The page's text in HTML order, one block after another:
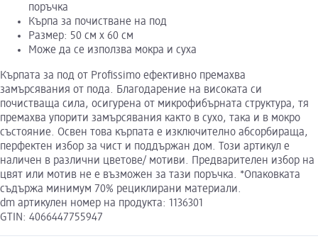
поръчка
Кърпа за почистване на под
Размер: 50 см x 60 см
Може да се използва мокра и суха
Кърпата за под от Profissimo ефективно премахва
замърсявания от пода. Благодарение на високата си
почистваща сила, осигурена от микрофибърната структура, тя
премахва упорити замърсявания както в сухо, така и в мокро
състояние. Освен това кърпата е изключително абсорбираща,
перфектен избор за чист и поддържан дом. Този артикул е
наличен в различни цветове/ мотиви. Предварителен избор на
цвят или мотив не е възможен за тази поръчка. *Опаковката
съдържа минимум 70% рециклирани материали.
dm артикулен номер на продукта: 1136301
GTIN: 4066447755947